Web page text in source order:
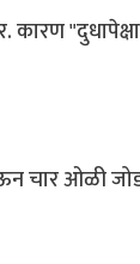
चार ओळी